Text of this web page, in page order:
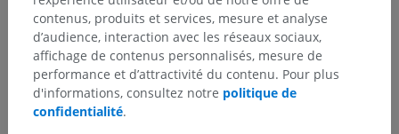
contenus, produits et services, mesure et analyse
d’audience, interaction avec les réseaux sociaux,
affichage de contenus personnalisés, mesure de
performance et d’attractivité du contenu. Pour plus
d'informations, consultez notre politique de
confidentialité.